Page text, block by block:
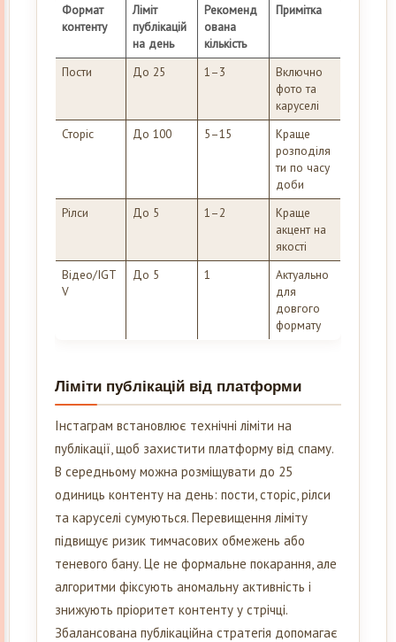
Формат
контенту
Ліміт
публікацій
на день
Рекоменд
ована
кількість
Примітка
Пости До 25 1–3
Включно
фото та
каруселі
Сторіс
До 100 5–15
Краще
розподіля
ти по часу
доби
Рілси
До 5 1–2
Краще
акцент на
якості
Відео/IGT
V
До 5 1
Актуально
для
довгого
формату
Ліміти публікацій від платформи
Інстаграм встановлює технічні ліміти на
публікації, щоб захистити платформу від спаму.
В середньому можна розміщувати до 25
одиниць контенту на день: пости, сторіс, рілси
та каруселі сумуються. Перевищення ліміту
підвищує ризик тимчасових обмежень або
теневого бану. Це не формальне покарання, але
алгоритми фіксують аномальну активність і
знижують пріоритет контенту у стрічці.
Збалансована публікаційна стратегія допомагає